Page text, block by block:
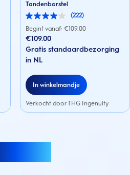
Tandenborstel
(222)
4.0
van
de
5
sterren.
222
beoordelingen
Begint vanaf: €109.00
€109.00
Gratis standaardbezorging
in NL
In winkelmandje
Verkocht door THG Ingenuity